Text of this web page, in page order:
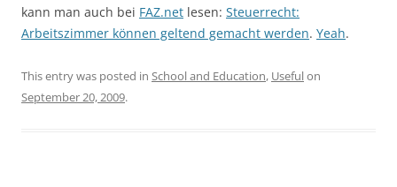
kann man auch bei FAZ.net lesen: Steuerrecht:
Arbeitszimmer können geltend gemacht werden. Yeah.
This entry was posted in School and Education, Usefulon
September 20, 2009.